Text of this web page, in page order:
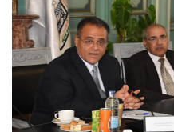
تواصل معنا
الطلاب
هيئة التدريس